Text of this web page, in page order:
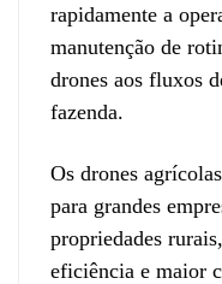
rapidamente a
manutenção de
drones aos fluxos
fazenda.
Os drones
para grandes
propriedades
eficiência e maior